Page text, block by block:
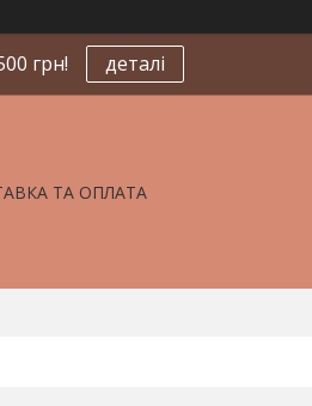
грн! деталі
ТА ОПЛАТА